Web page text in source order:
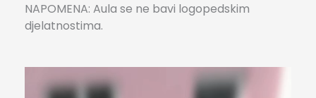
NAPOMENA: Aula se ne bavi logopedskim
djelatnostima.